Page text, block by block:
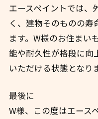
エースペイントでは、
く、建物そのものの寿
ます。W様のお住まい
能や耐久性が格段に向
いただける状態となり
最後に
W様、この度はエース